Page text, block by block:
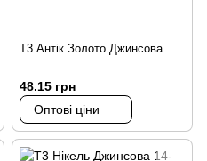
Т3 Антік Золото Джинсова
48.15 грн
Оптові ціни